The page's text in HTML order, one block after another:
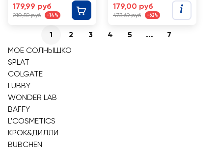
179,99 руб
210,59 руб -14%
179,00 руб
473,69 руб -62%
1 2 3 4 5 ...
7
МОЕ СОЛНЫШКО
SPLAT
COLGATE
LUBBY
WONDER LAB
BAFFY
L'COSMETICS
КРОК&ДИЛЛИ
BUBCHEN